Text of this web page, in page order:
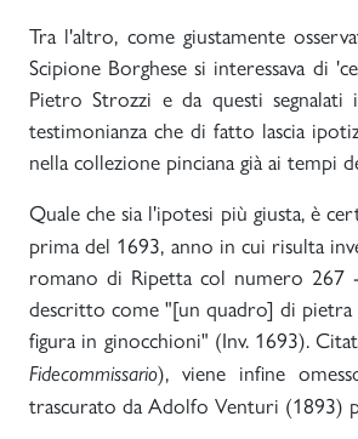
Tra l'altro, come giustamente
Scipione Borghese si interessava di
Pietro Strozzi e da questi
testimonianza che di fatto lascia
nella collezione pinciana già ai tempi
Quale che sia l'ipotesi più giusta, è
prima del 1693, anno in cui risulta
romano di Ripetta col numero
descritto come "[un quadro] di pietra
figura in ginocchioni" (Inv. 1693).
Fidecommissario), viene infine
trascurato da Adolfo Venturi (1893)